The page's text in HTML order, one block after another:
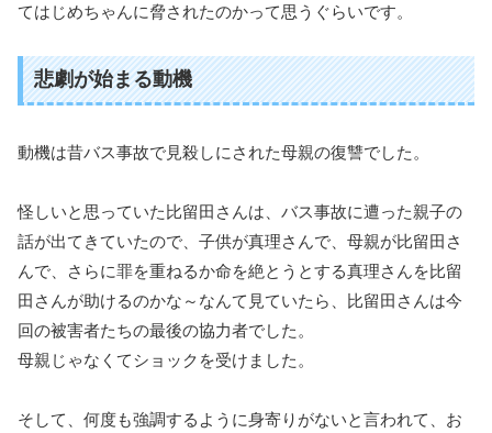
てはじめちゃんに脅されたのかって思うぐらいです。
悲劇が始まる動機
動機は昔バス事故で見殺しにされた母親の復讐でした。
怪しいと思っていた比留田さんは、バス事故に遭った親子の
話が出てきていたので、子供が真理さんで、母親が比留田さ
んで、さらに罪を重ねるか命を絶とうとする真理さんを比留
田さんが助けるのかな～なんて見ていたら、比留田さんは今
回の被害者たちの最後の協力者でした。
母親じゃなくてショックを受けました。
そして、何度も強調するように身寄りがないと言われて、お